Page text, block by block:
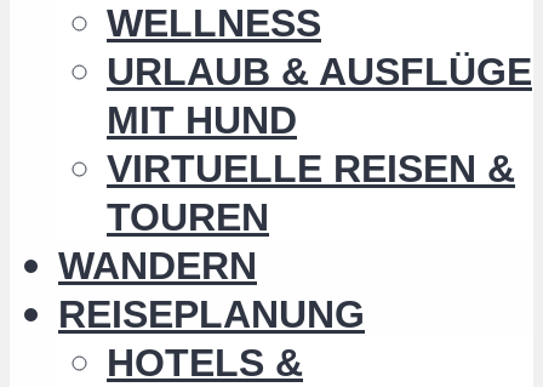
WELLNESS
URLAUB & AUSFLÜGE
MIT HUND
VIRTUELLE REISEN &
TOUREN
WANDERN
REISEPLANUNG
HOTELS &